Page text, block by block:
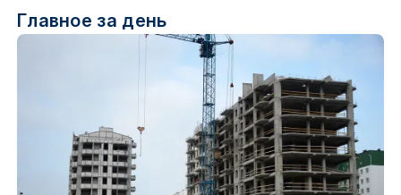
Главное за день